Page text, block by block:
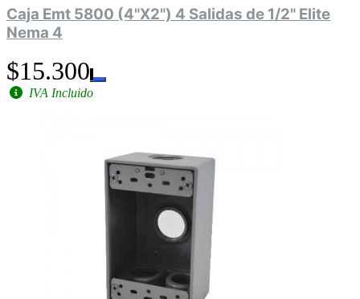
Caja Emt 5800 (4"X2") 4 Salidas de 1/2" Elite
Nema 4
$15.300
IVA Incluido